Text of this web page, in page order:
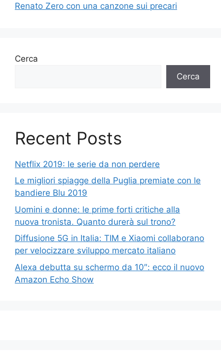
Renato Zero con una canzone sui precari
Cerca
Cerca
Recent Posts
Netflix 2019: le serie da non perdere
Le migliori spiagge della Puglia premiate con le
bandiere Blu 2019
Uomini e donne: le prime forti critiche alla
nuova tronista. Quanto durerà sul trono?
Diffusione 5G in Italia: TIM e Xiaomi collaborano
per velocizzare sviluppo mercato italiano
Alexa debutta su schermo da 10″: ecco il nuovo
Amazon Echo Show